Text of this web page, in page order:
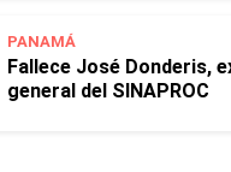
PANAMÁ
Fallece José Donderis,
general del SINAPROC